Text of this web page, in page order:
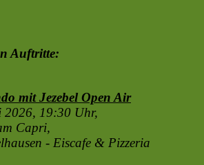
Auftritte:
mit Jezebel Open Air
2026, 19:30 Uhr,
Capri,
- Eiscafe & Pizzeria